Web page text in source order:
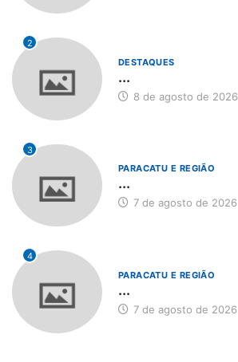
2
DESTAQUES
...
8 de agosto de 2026
3
PARACATU E REGIÃO
...
7 de agosto de 2026
4
PARACATU E REGIÃO
...
7 de agosto de 2026